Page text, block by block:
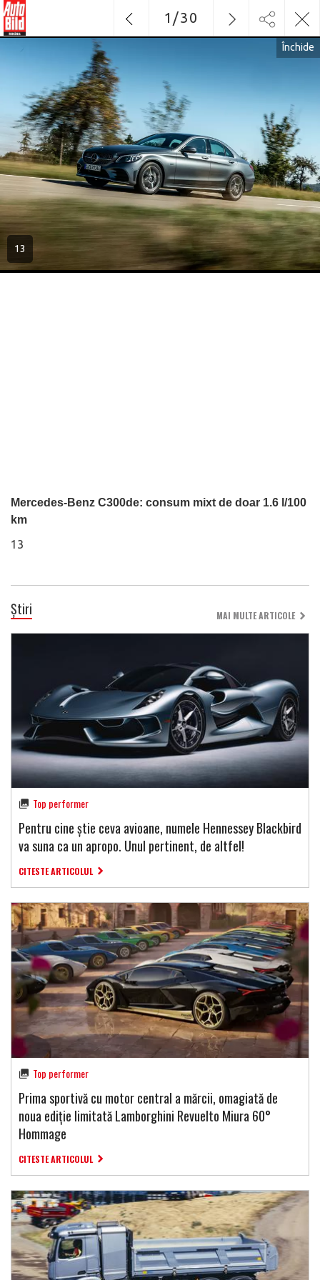
13
Mercedes-Benz C300de: consum mixt de doar 1.6 l/100
km
13
Închide
1 /30
Știri MAI MULTE ARTICOLE
Top performer
Pentru cine știe ceva avioane, numele Hennessey Blackbird
va suna ca un apropo. Unul pertinent, de altfel!
CITESTE ARTICOLUL
Top performer
Prima sportivă cu motor central a mărcii, omagiată de
noua ediție limitată Lamborghini Revuelto Miura 60°
Hommage
CITESTE ARTICOLUL